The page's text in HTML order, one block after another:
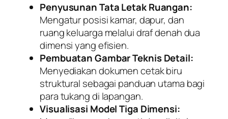
Penyusunan Tata Letak Ruangan:
Mengatur posisi kamar, dapur, dan
ruang keluarga melalui draf denah dua
dimensi yang efisien.
Pembuatan Gambar Teknis Detail:
Menyediakan dokumen cetak biru
struktural sebagai panduan utama bagi
para tukang di lapangan.
Visualisasi Model Tiga Dimensi: